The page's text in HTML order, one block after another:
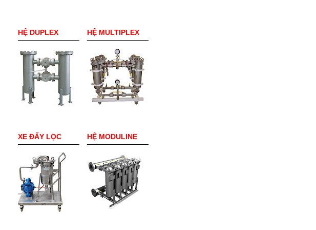
HỆ DUPLEX
XE ĐẨY LỌC
HỆ MULTIPLEX
HỆ MODULINE